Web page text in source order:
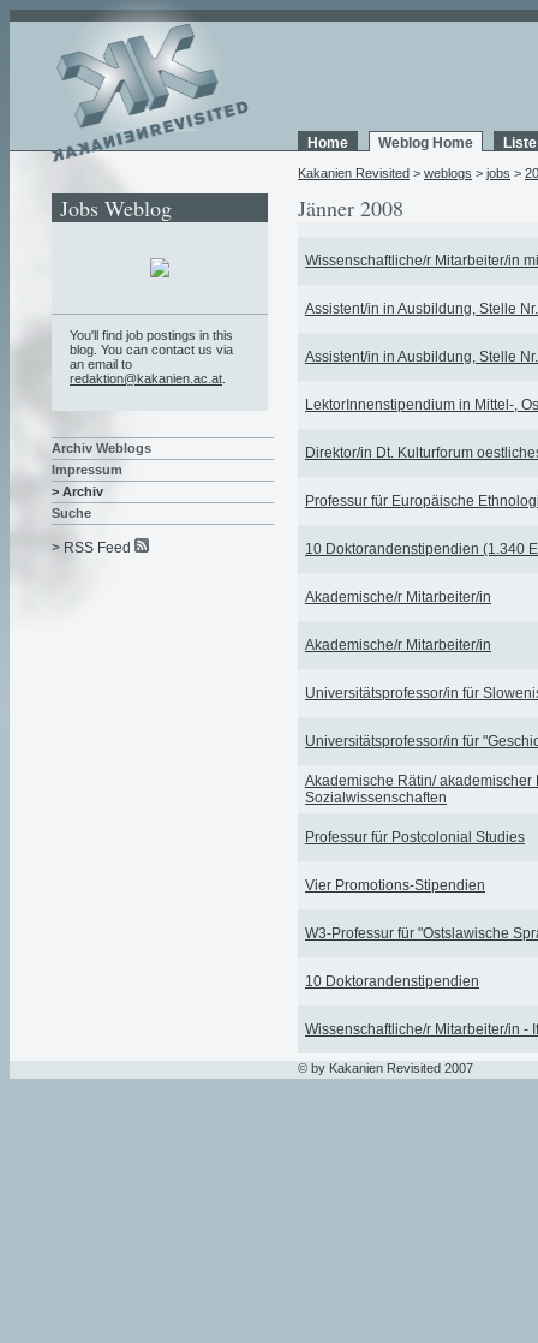
Home Weblog Home
Kakanien Revisited > weblogs > jobs >
Jänner 2008
Wissenschaftliche/r Mitarbeiter/in
Assistent/in in Ausbildung, Stelle
Assistent/in in Ausbildung, Stelle
LektorInnenstipendium in Mittel-,
Direktor/in Dt. Kulturforum
Professur für Europäische
10 Doktorandenstipendien (1.340
Akademische/r Mitarbeiter/in
Akademische/r Mitarbeiter/in
Universitätsprofessor/in für
Universitätsprofessor/in für
Akademische Rätin/ akademischer
Sozialwissenschaften
Professur für Postcolonial Studies
Vier Promotions-Stipendien
W3-Professur für "Ostslawische
10 Doktorandenstipendien
Wissenschaftliche/r Mitarbeiter/in -
Jobs Weblog
You'll find job postings in this
blog. You can contact us via
an email to
redaktion@kakanien.ac.at
Archiv Weblogs
Impressum
> Archiv
Suche
> RSS Feed
© by Kakanien Revisited 2007